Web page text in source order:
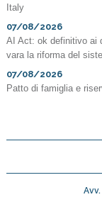
Italy
07/08/2026
AI Act: ok definitivo ai
vara la riforma del
07/08/2026
Patto di famiglia e